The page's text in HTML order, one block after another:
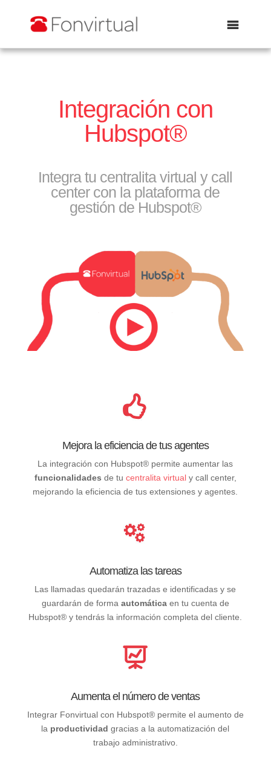
Abrir
Integración con
Hubspot®
Integra tu centralita virtual y call
center con la plataforma de
gestión de Hubspot®
Mejora la eficiencia de tus agentes
La integración con Hubspot® permite aumentar las
funcionalidades de tu centralita virtualy call center,
mejorando la eficiencia de tus extensiones y agentes.
Automatiza las tareas
Las llamadas quedarán trazadas e identificadas y se
guardarán de forma automáticaen tu cuenta de
Hubspot® y tendrás la información completa del cliente.
Aumenta el número de ventas
Integrar Fonvirtual con Hubspot® permite el aumento de
la productividad gracias a la automatización del
trabajo administrativo.